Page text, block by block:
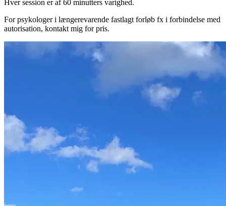
Hver session er af 60 minutters varighed.
For psykologer i længerevarende fastlagt forløb fx i forbindelse med
autorisation, kontakt mig for pris.